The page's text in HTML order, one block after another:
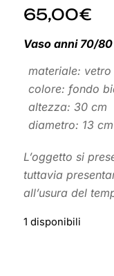
65,00€
Vaso anni 70/
materiale: vetro
colore: fondo
altezza: 30 cm
diametro: 13 cm
L’oggetto si
tuttavia
all’usura del
1 disponibili